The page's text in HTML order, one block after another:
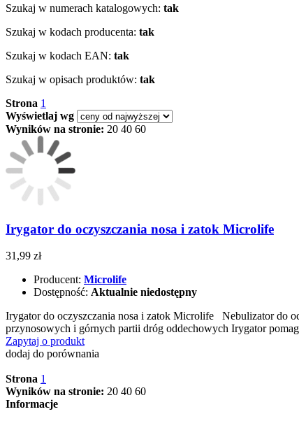
Szukaj w numerach katalogowych: tak
Szukaj w kodach producenta: tak
Szukaj w kodach EAN: tak
Szukaj w opisach produktów: tak
Strona 1
Wyświetlaj wg
Wyników na stronie: 20 40 60
Irygator do oczyszczania nosa i zatok Microlife
31,99 zł
Producent: Microlife
Dostępność: Aktualnie niedostępny
Irygator do oczyszczania nosa i zatok Microlife Nebulizator do
przynosowych i górnych partii dróg oddechowych Irygator
Zapytaj o produkt
dodaj do porównania
Strona 1
Wyników na stronie: 20 40 60
Informacje